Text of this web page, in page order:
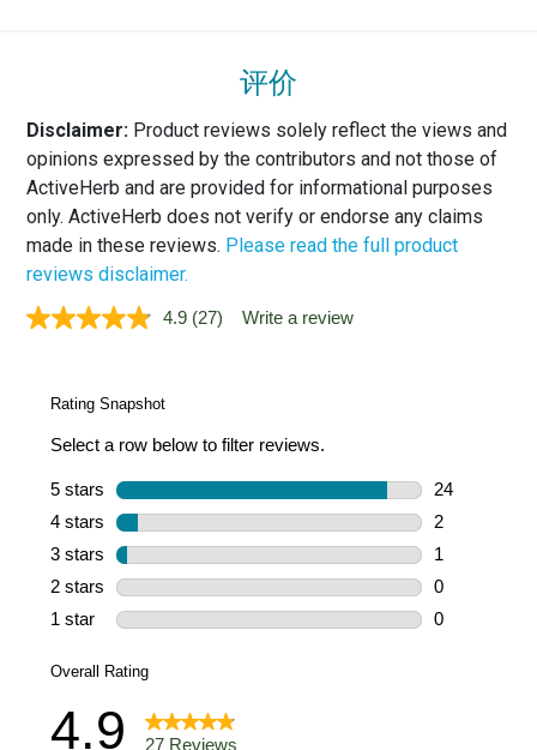
评价
Disclaimer:Product reviews solely reflect the views and
opinions expressed by the contributors and not those of
ActiveHerb and are provided for informational purposes
only. ActiveHerb does not verify or endorse any claims
made in these reviews. Please read the full product
reviews disclaimer.
4.9 Read
(27) Write a review